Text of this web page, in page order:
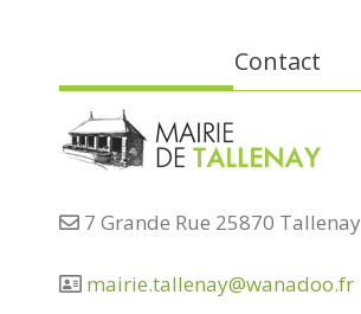
Contact
7 Grande Rue 25870 Tallenay
mairie.tallenay@wanadoo.fr